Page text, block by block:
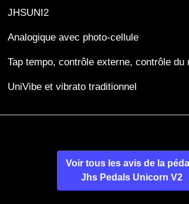
JHSUNI2
Analogique avec photo-cellule
Tap tempo, contrôle externe, contrôle du
UniVibe et vibrato traditionnel
Voir tous les avis de la
Jhs Pedals Unicorn V2